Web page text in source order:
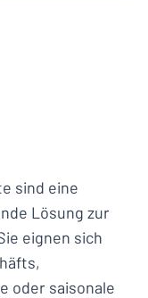
sind eine
Lösung zur
eignen sich
oder saisonale